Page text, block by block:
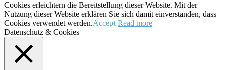
Cookies erleichtern die Bereitstellung dieser Website. Mit der
Nutzung dieser Website erklären Sie sich damit einverstanden, dass
Cookies verwendet werden.Accept Read more
Datenschutz & Cookies